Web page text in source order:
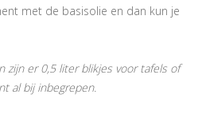
met de basisolie en dan kun je
zijn er 0,5 liter blikjes voor tafels of
al bij inbegrepen.